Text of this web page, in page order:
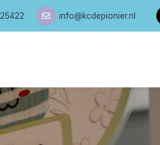
info@kcdepionier.nl